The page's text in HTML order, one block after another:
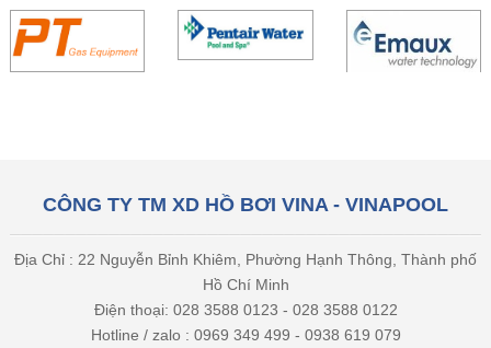
CÔNG TY TM XD HỒ BƠI VINA - VINAPOOL
Địa Chỉ : 22 Nguyễn Bỉnh Khiêm, Phường Hạnh Thông, Thành phố
Hồ Chí Minh
Điện thoại: 028 3588 0123 - 028 3588 0122
Hotline / zalo : 0969 349 499 - 0938 619 079